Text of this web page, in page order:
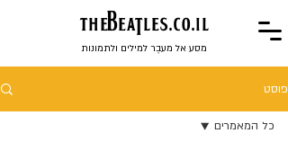
theBeaTles.co.il
מסע אל מעבֶר למילים ולתמונות
פוסט
כל המאמרים